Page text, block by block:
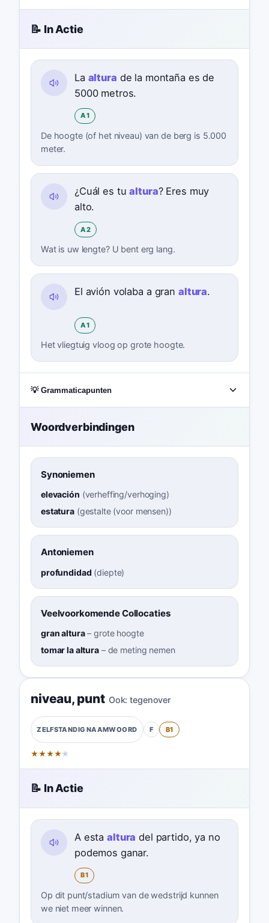
📝 In Actie
La altura de la montaña es de
5000 metros.
A1
De hoogte (of het niveau) van de berg is 5.000
meter.
¿Cuál es tualtura? Eres muy
alto.
A2
Wat is uw lengte? U bent erg lang.
El avión volaba a gran altura.
A1
Het vliegtuig vloog op grote hoogte.
💡 Grammaticapunten
Woordverbindingen
Synoniemen
elevación (verheffing/verhoging)
estatura(gestalte (voor mensen))
Antoniemen
profundidad (diepte)
Veelvoorkomende Collocaties
gran altura–grote hoogte
tomar la altura – de meting nemen
niveau, punt Ook: tegenover
ZELFSTANDIG NAAMWOORD F B1
★★★★★
📝 In Actie
A estaaltura del partido, ya no
podemos ganar.
B1
Op dit punt/stadium van de wedstrijd kunnen
we niet meer winnen.